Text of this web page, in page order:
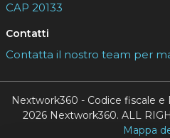
CAP 20133
Contatti
Contatta il nostro team per
Nextwork360 - Codice fiscale
2026 Nextwork360. ALL
Mappa